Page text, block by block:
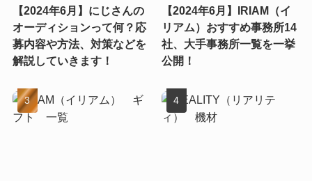
【2024年6月】にじさんの
オーディションって何？応
募内容や方法、対策などを
解説していきます！
【2024年6月】IRIAM（イ
リアム）おすすめ事務所14
社、大手事務所一覧を一挙
公開！